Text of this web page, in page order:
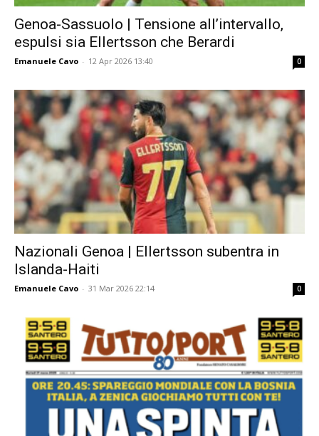
Genoa-Sassuolo | Tensione all’intervallo,
espulsi sia Ellertsson che Berardi
Emanuele Cavo - 12 Apr 2026 13:40 0
Nazionali Genoa | Ellertsson subentra in
Islanda-Haiti
Emanuele Cavo - 31 Mar 2026 22:14 0